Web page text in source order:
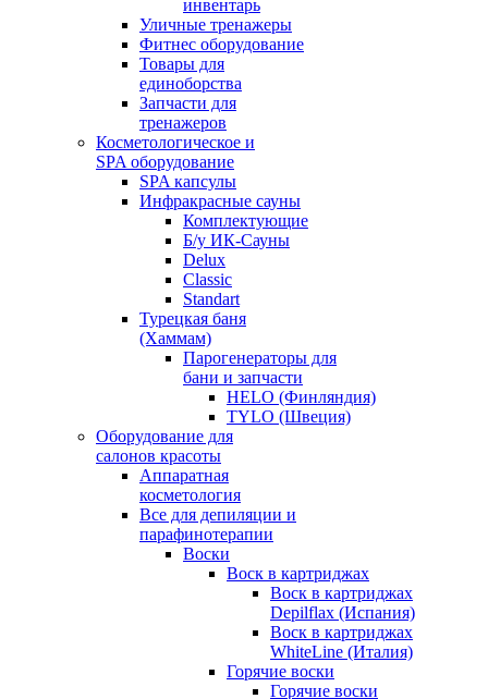
инвентарь
Уличные тренажеры
Фитнес оборудование
Товары для
единоборства
Запчасти для
тренажеров
Косметологическое и
SPA оборудование
SPA капсулы
Инфракрасные сауны
Комплектующие
Б/у ИК-Сауны
Delux
Classic
Standart
Турецкая баня
(Хаммам)
Парогенераторы для
бани и запчасти
HELO (Финляндия)
TYLO (Швеция)
Оборудование для
салонов красоты
Аппаратная
косметология
Все для депиляции и
парафинотерапии
Воски
Воск в картриджах
Воск в картриджах
Depilflax (Испания)
Воск в картриджах
WhiteLine (Италия)
Горячие воски
Горячие воски